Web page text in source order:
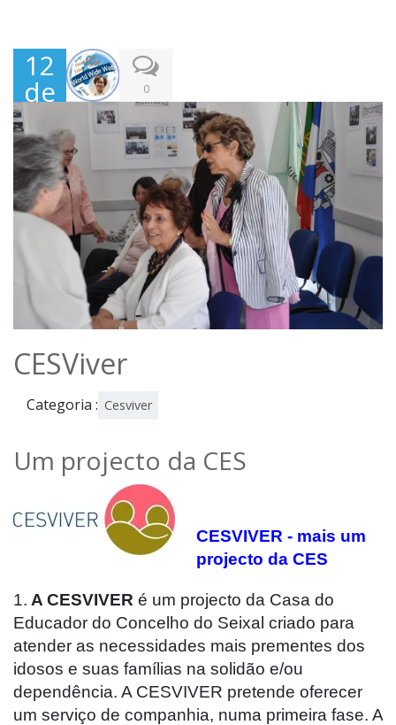
12
de
Fev
erei
ro,
201
1
0
CESViver
Categoria : Cesviver
Um projecto da CES
CESVIVER - mais um
projecto da CES
1. A CESVIVER é um projecto da Casa do
Educador do Concelho do Seixal criado para
atender as necessidades mais prementes dos
idosos e suas famílias na solidão e/ou
dependência. A CESVIVER pretende oferecer
um serviço de companhia, numa primeira fase. A